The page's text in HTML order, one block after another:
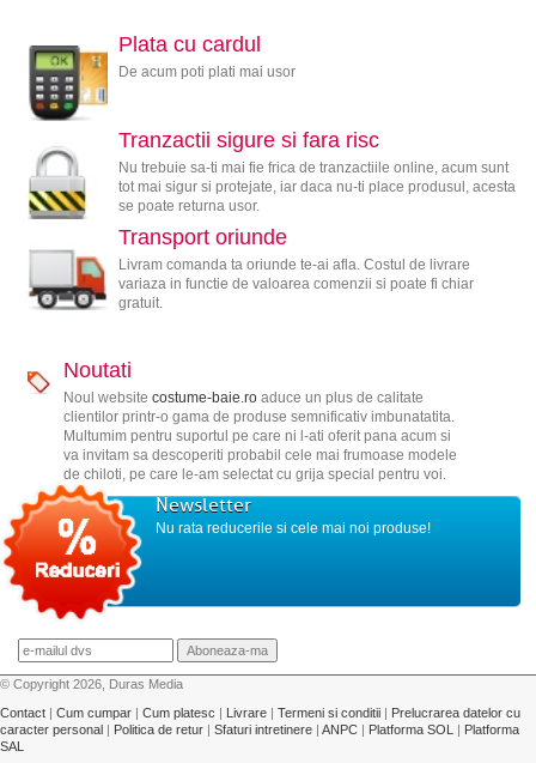
Plata cu cardul
De acum poti plati mai usor
Tranzactii sigure si fara risc
Nu trebuie sa-ti mai fie frica de tranzactiile online, acum sunt
tot mai sigur si protejate, iar daca nu-ti place produsul, acesta
se poate returna usor.
Transport oriunde
Livram comanda ta oriunde te-ai afla. Costul de livrare
variaza in functie de valoarea comenzii si poate fi chiar
gratuit.
Noutati
Noul website costume-baie.roaduce un plus de calitate
clientilor printr-o gama de produse semnificativ imbunatatita.
Multumim pentru suportul pe care ni l-ati oferit pana acum si
va invitam sa descoperiti probabil cele mai frumoase modele
de chiloti, pe care le-am selectat cu grija special pentru voi.
Newsletter
Nu rata reducerile si cele mai noi produse!
© Copyright 2026, Duras Media
Contact | Cum cumpar | Cum platesc | Livrare | Termeni si conditii | Prelucrarea datelor cu
caracter personal | Politica de retur | Sfaturi intretinere | ANPC | Platforma SOL | Platforma
SAL